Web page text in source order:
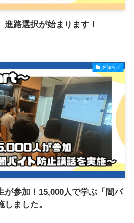
路選択が始まります！
お知らせ
が参加！15,000人で学ぶ「闇バ
ました。